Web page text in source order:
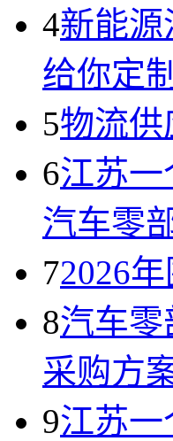
4新能
给你定
5物流
6江苏
汽车零
72026
8汽车
采购方
9江苏一